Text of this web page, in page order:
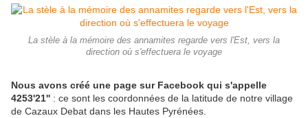
La stèle à la mémoire des annamites regarde vers l'Est, vers la
direction où s'effectuera le voyage
Nous avons créé une page sur Facebook qui s'appelle
4253'21'' : ce sont les coordonnées de la latitude de notre village
de Cazaux Debat dans les Hautes Pyrénées.